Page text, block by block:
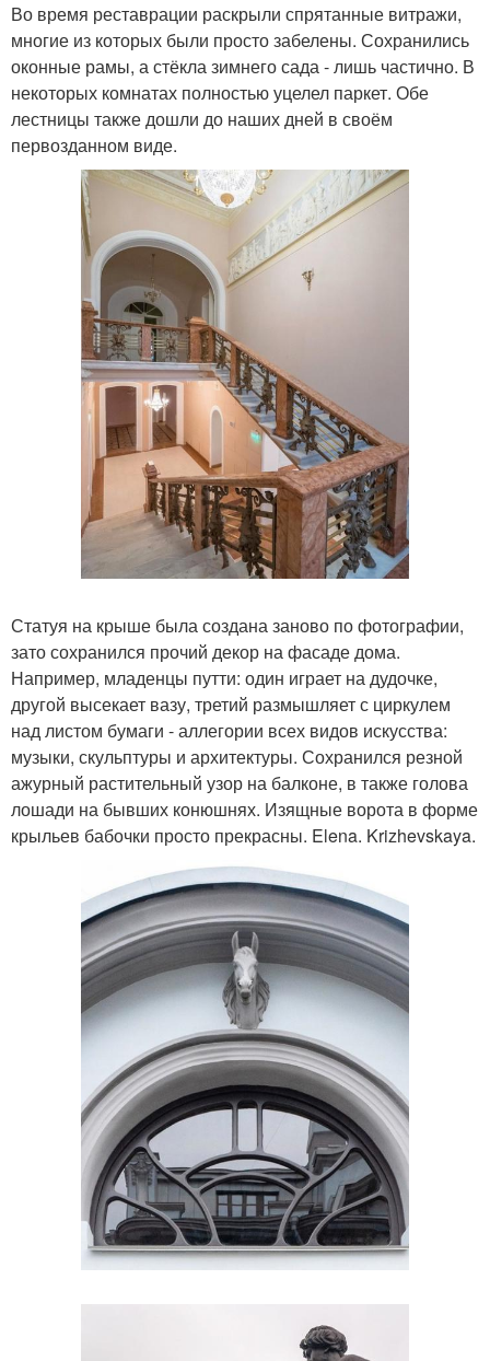
Во время реставрации раскрыли спрятанные витражи,
многие из которых были просто забелены. Сохранились
оконные рамы, а стёкла зимнего сада - лишь частично. В
некоторых комнатах полностью уцелел паркет. Обе
лестницы также дошли до наших дней в своём
первозданном виде.
Статуя на крыше была создана заново по фотографии,
зато сохранился прочий декор на фасаде дома.
Например, младенцы путти: один играет на дудочке,
другой высекает вазу, третий размышляет с циркулем
над листом бумаги - аллегории всех видов искусства:
музыки, скульптуры и архитектуры. Сохранился резной
ажурный растительный узор на балконе, в также голова
лошади на бывших конюшнях. Изящные ворота в форме
крыльев бабочки просто прекрасны. Elena. Krizhevskaya.